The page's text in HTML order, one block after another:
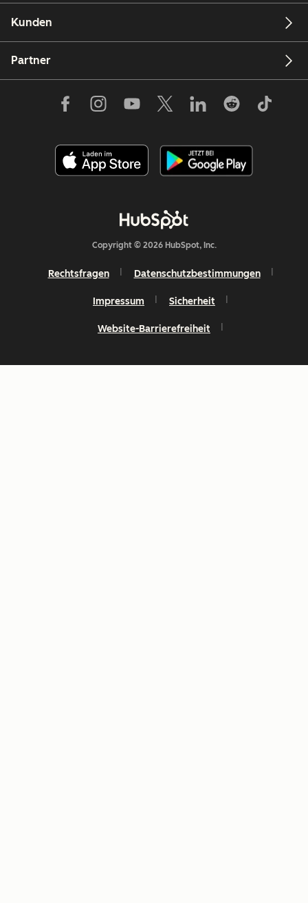
Kunden
Partner
Copyright © 2026 HubSpot, Inc.
Rechtsfragen Datenschutzbestimmungen
Impressum Sicherheit
Website-Barrierefreiheit